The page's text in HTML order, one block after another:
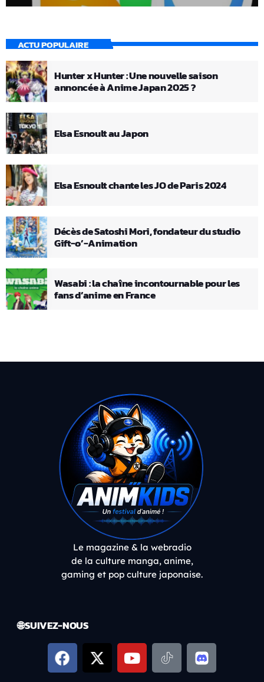
ACTU POPULAIRE
Hunter x Hunter : Une nouvelle saison
annoncée à Anime Japan 2025 ?
Elsa Esnoult au Japon
Elsa Esnoult chante les JO de Paris 2024
Décès de Satoshi Mori, fondateur du studio
Gift-o’-Animation
Wasabi : la chaîne incontournable pour les
fans d’anime en France
Le magazine & la webradio
de la culture manga, anime,
gaming et pop culture japonaise.
🌐 SUIVEZ-NOUS